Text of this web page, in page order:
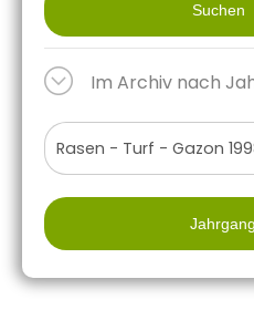
Suchen
Im Archiv nach